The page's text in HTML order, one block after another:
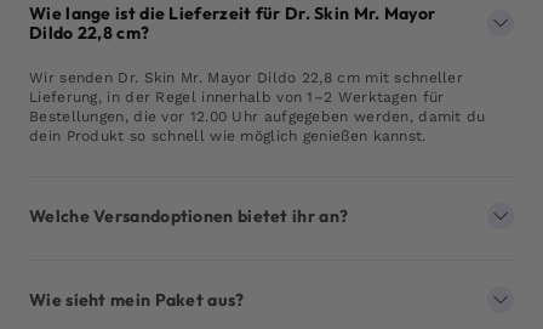
Wie lange ist die Lieferzeit für Dr. Skin Mr. Mayor
Dildo 22,8 cm?
Wir senden Dr. Skin Mr. Mayor Dildo 22,8 cm mit schneller
Lieferung, in der Regel innerhalb von 1–2 Werktagen für
Bestellungen, die vor 12.00 Uhr aufgegeben werden, damit du
dein Produkt so schnell wie möglich genießen kannst.
Welche Versandoptionen bietet ihr an?
Wie sieht mein Paket aus?